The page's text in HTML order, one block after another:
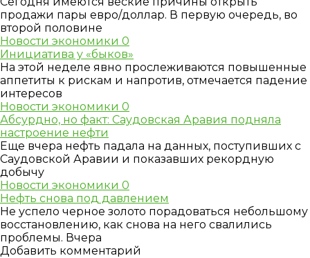
продажи пары евро/доллар. В первую очередь, во
второй половине
Новости экономики 0
Инициатива у «быков»
На этой неделе явно прослеживаются повышенные
аппетиты к рискам и напротив, отмечается падение
интересов
Новости экономики 0
Абсурдно, но факт: Саудовская Аравия подняла
настроение нефти
Еще вчера нефть падала на данных, поступивших с
Саудовской Аравии и показавших рекордную
добычу
Новости экономики 0
Нефть снова под давлением
Не успело черное золото порадоваться небольшому
восстановлению, как снова на него свалились
проблемы. Вчера
Добавить комментарий